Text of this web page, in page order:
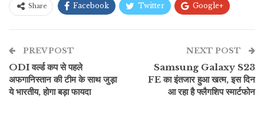
Share Facebook Twitter Google+
ईमेल
PREV POST
ODI वर्ल्ड कप से पहले
अफगानिस्तान की टीम के साथ जुड़ा
ये भारतीय, होगा बड़ा फायदा
NEXT POST
Samsung Galaxy S23
FE का इंतजार हुआ खत्म, इस दिन
आ रहा है फ्लैगशिप स्मार्टफोन